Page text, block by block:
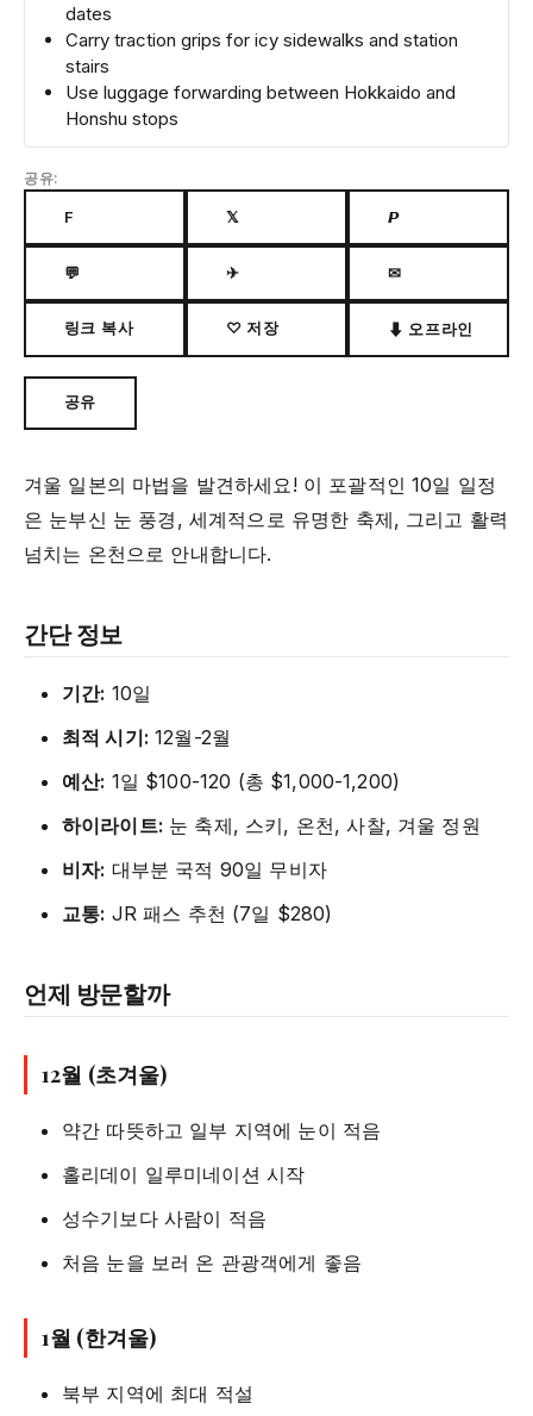
dates
Carry traction grips for icy sidewalks and station
stairs
Use luggage forwarding between Hokkaido and
Honshu stops
공유:
F 𝕏 𝙋
💬 ✈ ✉
링크 복사 ♡ 저장 ⬇ 오프라인
공유
겨울 일본의 마법을 발견하세요! 이 포괄적인 10일 일정
은 눈부신 눈 풍경, 세계적으로 유명한 축제, 그리고 활력
넘치는 온천으로 안내합니다.
간단 정보
기간: 10일
최적 시기: 12월-2월
예산: 1일 $100-120 (총 $1,000-1,200)
하이라이트: 눈 축제, 스키, 온천, 사찰, 겨울 정원
비자: 대부분 국적 90일 무비자
교통: JR 패스 추천 (7일 $280)
언제 방문할까
12월 (초겨울)
약간 따뜻하고 일부 지역에 눈이 적음
홀리데이 일루미네이션 시작
성수기보다 사람이 적음
처음 눈을 보러 온 관광객에게 좋음
1월 (한겨울)
북부 지역에 최대 적설